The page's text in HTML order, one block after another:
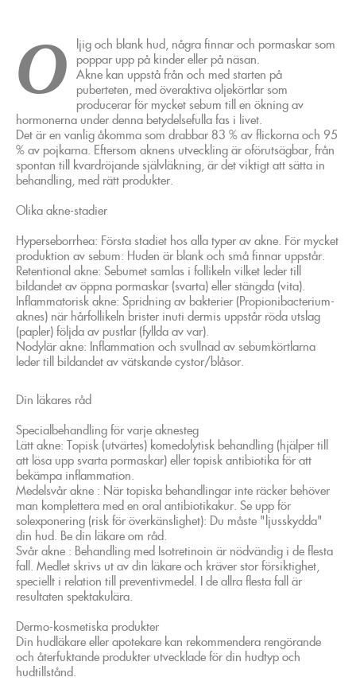
O
ljig och blank hud, några finnar och pormaskar som
poppar upp på kinder eller på näsan.
Akne kan uppstå från och med starten på
puberteten, med överaktiva oljekörtlar som
producerar för mycket sebum till en ökning av
hormonerna under denna betydelsefulla fas i livet.
Det är en vanlig åkomma som drabbar 83 % av flickorna och 95
% av pojkarna. Eftersom aknens utveckling är oförutsägbar, från
spontan till kvardröjande självläkning, är det viktigt att sätta in
behandling, med rätt produkter.
Olika akne-stadier
Hyperseborrhea: Första stadiet hos alla typer av akne. För mycket
produktion av sebum: Huden är blank och små finnar uppstår.
Retentional akne: Sebumet samlas i follikeln vilket leder till
bildandet av öppna pormaskar (svarta) eller stängda (vita).
Inflammatorisk akne: Spridning av bakterier (Propionibacterium-
aknes) när hårfollikeln brister inuti dermis uppstår röda utslag
(papler) följda av pustlar (fyllda av var).
Nodylär akne: Inflammation och svullnad av sebumkörtlarna
leder till bildandet av vätskande cystor/blåsor.
Din läkares råd
Specialbehandling för varje aknesteg
Lätt akne: Topisk (utvärtes) komedolytisk behandling (hjälper till
att lösa upp svarta pormaskar) eller topisk antibiotika för att
bekämpa inflammation.
Medelsvår akne : När topiska behandlingar inte räcker behöver
man komplettera med en oral antibiotikakur. Se upp för
solexponering (risk för överkänslighet): Du måste "ljusskydda"
din hud. Be din läkare om råd.
Svår akne : Behandling med Isotretinoin är nödvändig i de flesta
fall. Medlet skrivs ut av din läkare och kräver stor försiktighet,
speciellt i relation till preventivmedel. I de allra flesta fall är
resultaten spektakulära.
Dermo-kosmetiska produkter
Din hudläkare eller apotekare kan rekommendera rengörande
och återfuktande produkter utvecklade för din hudtyp och
hudtillstånd.